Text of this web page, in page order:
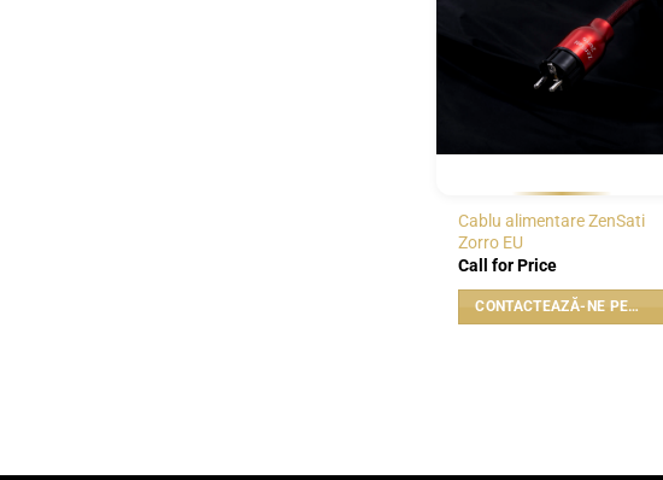
WISHLIST
Cablu alimentare ZenSati
Zorro EU
Call for Price
CONTACTEAZĂ-NE PENTRU PREȚ